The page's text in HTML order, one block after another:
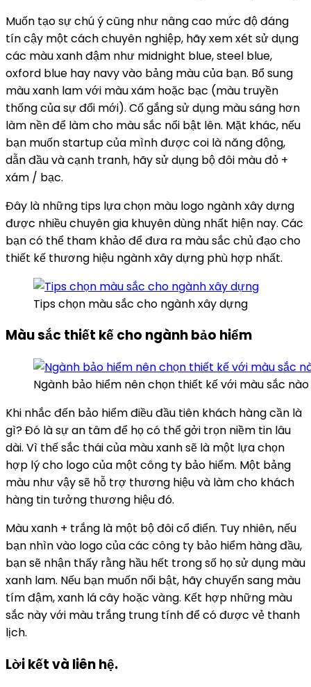
Muốn tạo sự chú ý cũng như nâng cao mức độ đáng
tín cậy một cách chuyên nghiệp, hãy xem xét sử dụng
các màu xanh đậm như midnight blue, steel blue,
oxford blue hay navy vào bảng màu của bạn. Bổ sung
màu xanh lam với màu xám hoặc bạc (màu truyền
thống của sự đổi mới). Cố gắng sử dụng màu sáng hơn
làm nền để làm cho màu sắc nổi bật lên. Mặt khác, nếu
bạn muốn startup của mình được coi là năng động,
dẫn đầu và cạnh tranh, hãy sử dụng bộ đôi màu đỏ +
xám / bạc.
Đây là những tips lựa chọn màu logo ngành xây dựng
được nhiều chuyên gia khuyên dùng nhất hiện nay. Các
bạn có thể tham khảo để đưa ra màu sắc chủ đạo cho
thiết kế thương hiệu ngành xây dựng phù hợp nhất.
Tips chọn màu sắc cho ngành xây dựng
Màu sắc thiết kế cho ngành bảo hiểm
Ngành bảo hiểm nên chọn thiết kế với màu sắc nào
Khi nhắc đến bảo hiểm điều đầu tiên khách hàng cần là
gì? Đó là sự an tâm để họ có thể gởi trọn niềm tin lâu
dài. Vì thế sắc thái của màu xanh sẽ là một lựa chọn
hợp lý cho logo của một công ty bảo hiểm. Một bảng
màu như vậy sẽ hỗ trợ thương hiệu và làm cho khách
hàng tin tưởng thương hiệu đó.
Màu xanh + trắng là một bộ đôi cổ điển. Tuy nhiên, nếu
bạn nhìn vào logo của các công ty bảo hiểm hàng đầu,
bạn sẽ nhận thấy rằng hầu hết trong số họ sử dụng màu
xanh lam. Nếu bạn muốn nổi bật, hãy chuyển sang màu
tím đậm, xanh lá cây hoặc vàng. Kết hợp những màu
sắc này với màu trắng trung tính để có được vẻ thanh
lịch.
Lời kết và liên hệ.